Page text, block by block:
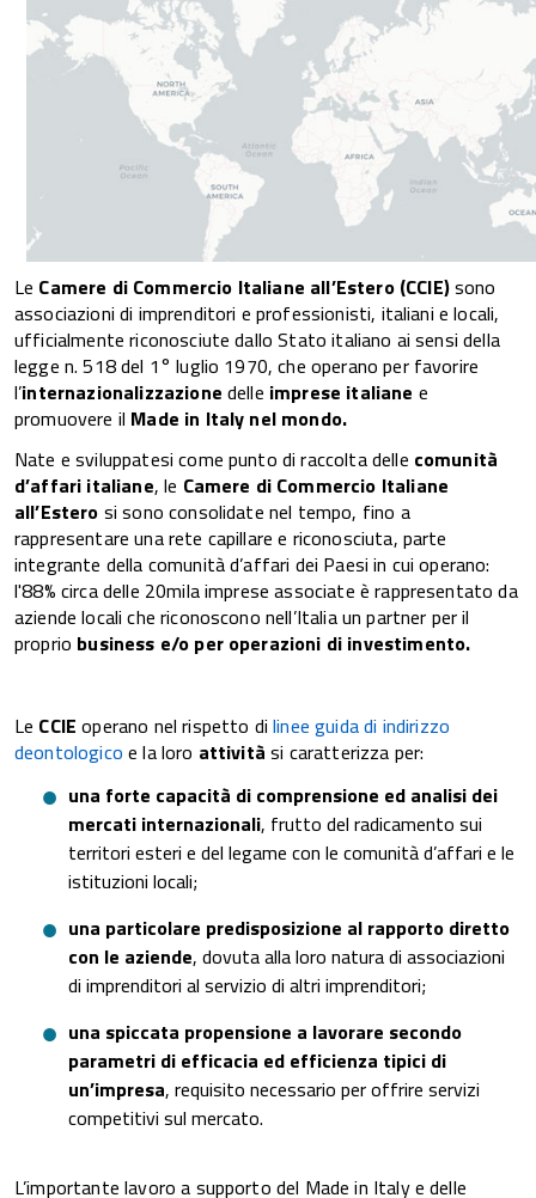
Le Camere di Commercio Italiane all’Estero (CCIE)sono
associazioni di imprenditori e professionisti, italiani e locali,
ufficialmente riconosciute dallo Stato italiano ai sensi della
legge n. 518 del 1° luglio 1970, che operano per favorire
l’internazionalizzazione delle imprese italiane e
promuovere il Made in Italy nel mondo.
Nate e sviluppatesi come punto di raccolta delle comunità
d’affari italiane, le Camere di Commercio Italiane
all’Estero si sono consolidate nel tempo, fino a
rappresentare una rete capillare e riconosciuta, parte
integrante della comunità d’affari dei Paesi in cui operano:
l'88% circa delle 20mila imprese associate è rappresentato da
aziende locali che riconoscono nell’Italia un partner per il
proprio business e/o per operazioni di investimento.
Le CCIE operano nel rispetto dilinee guida di indirizzo
deontologico e la loro attività si caratterizza per:
una forte capacità di comprensione ed analisi dei
mercati internazionali, frutto del radicamento sui
territori esteri e del legame con le comunità d’affari e le
istituzioni locali;
una particolare predisposizione al rapporto diretto
con le aziende, dovuta alla loro natura di associazioni
di imprenditori al servizio di altri imprenditori;
una spiccata propensione a lavorare secondo
parametri di efficacia ed efficienza tipici di
un’impresa, requisito necessario per offrire servizi
competitivi sul mercato.
L’importante lavoro a supporto del Made in Italy e delle